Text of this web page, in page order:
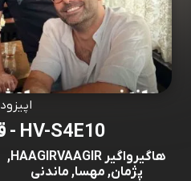
اپیزود
HV-S4E10 - قسمت 53
هاگیرواگیر HAAGIRVAAGIR,
پژمان, مهسا, ماندنی